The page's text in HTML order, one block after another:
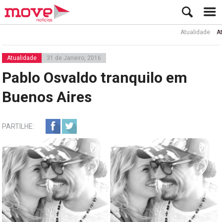
Atualidade Ator
Atualidade 31 de Janeiro, 2016
Pablo Osvaldo tranquilo em
Buenos Aires
PARTILHE: